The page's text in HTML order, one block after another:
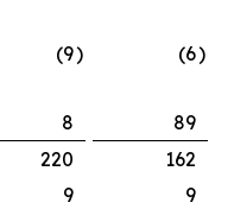
(9) (6)
8
89
220 162
9
9